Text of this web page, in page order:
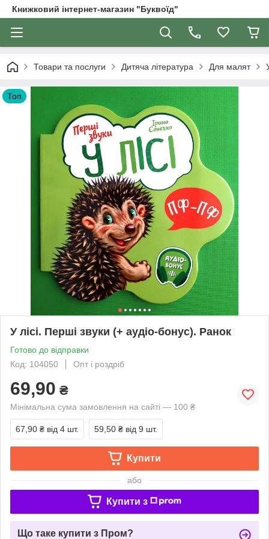
Книжковий інтернет-магазин "Буквоїд"
Товари та послуги Дитяча література Для малят
Топ
У лісі. Перші звуки (+ аудіо-бонус). Ранок
Готово до відправки
Код: 104050
Опт і роздріб
69,90 ₴
Мінімальна сума замовлення на сайті — 100 ₴
67,90 ₴ від 4 шт. 59,50 ₴ від 9 шт.
Купити
або
Купити з
Що таке купити з Пром?